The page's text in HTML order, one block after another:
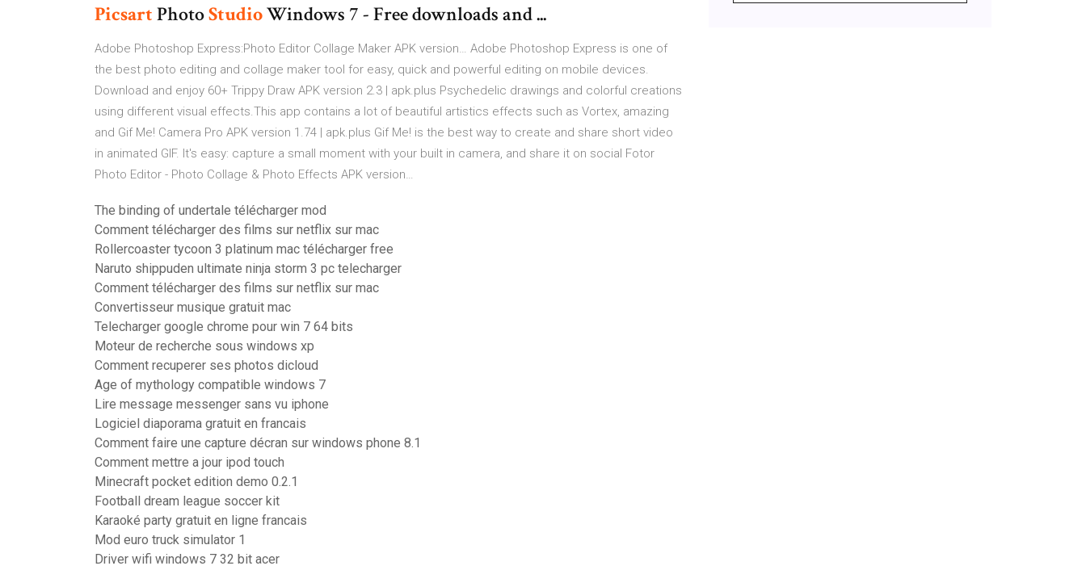
PicsartPhotoStudioWindows 7 - Free downloads and ...
Adobe Photoshop Express:Photo Editor Collage Maker APK version… Adobe Photoshop Express is one of
the best photo editing and collage maker tool for easy, quick and powerful editing on mobile devices.
Download and enjoy 60+ Trippy Draw APK version 2.3 | apk.plus Psychedelic drawings and colorful creations
using different visual effects.This app contains a lot of beautiful artistics effects such as Vortex, amazing
and Gif Me! Camera Pro APK version 1.74 | apk.plus Gif Me! is the best way to create and share short video
in animated GIF. It's easy: capture a small moment with your built in camera, and share it on social Fotor
Photo Editor - Photo Collage & Photo Effects APK version…
The binding of undertale télécharger mod
Comment télécharger des films sur netflix sur mac
Rollercoaster tycoon 3 platinum mac télécharger free
Naruto shippuden ultimate ninja storm 3 pc telecharger
Comment télécharger des films sur netflix sur mac
Convertisseur musique gratuit mac
Telecharger google chrome pour win 7 64 bits
Moteur de recherche sous windows xp
Comment recuperer ses photos dicloud
Age of mythology compatible windows 7
Lire message messenger sans vu iphone
Logiciel diaporama gratuit en francais
Comment faire une capture décran sur windows phone 8.1
Comment mettre a jour ipod touch
Minecraft pocket edition demo 0.2.1
Football dream league soccer kit
Karaoké party gratuit en ligne francais
Mod euro truck simulator 1
Driver wifi windows 7 32 bit acer